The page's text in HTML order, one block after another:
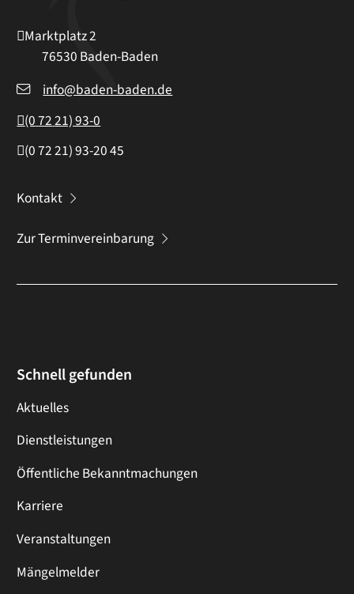
Marktplatz 2
76530 Baden-Baden
info@baden-baden.de
(07221) 93-0
(07221) 93-2045
Kontakt
Zur Terminvereinbarung
Schnell gefunden
Aktuelles
Dienstleistungen
Öffentliche Bekanntmachungen
Karriere
Veranstaltungen
Mängelmelder